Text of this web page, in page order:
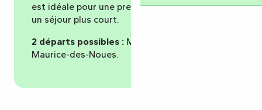
est idéale pour une première expérience ou
un séjour plus court.
2 départs possibles : Marillet et Saint-
Maurice-des-Noues.